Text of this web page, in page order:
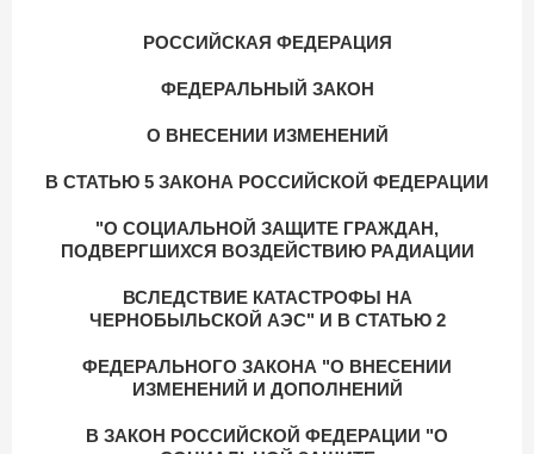
РОССИЙСКАЯ ФЕДЕРАЦИЯ
ФЕДЕРАЛЬНЫЙ ЗАКОН
О ВНЕСЕНИИ ИЗМЕНЕНИЙ
В СТАТЬЮ 5 ЗАКОНА РОССИЙСКОЙ ФЕДЕРАЦИИ
"О СОЦИАЛЬНОЙ ЗАЩИТЕ ГРАЖДАН,
ПОДВЕРГШИХСЯ ВОЗДЕЙСТВИЮ РАДИАЦИИ
ВСЛЕДСТВИЕ КАТАСТРОФЫ НА
ЧЕРНОБЫЛЬСКОЙ АЭС" И В СТАТЬЮ 2
ФЕДЕРАЛЬНОГО ЗАКОНА "О ВНЕСЕНИИ
ИЗМЕНЕНИЙ И ДОПОЛНЕНИЙ
В ЗАКОН РОССИЙСКОЙ ФЕДЕРАЦИИ "О